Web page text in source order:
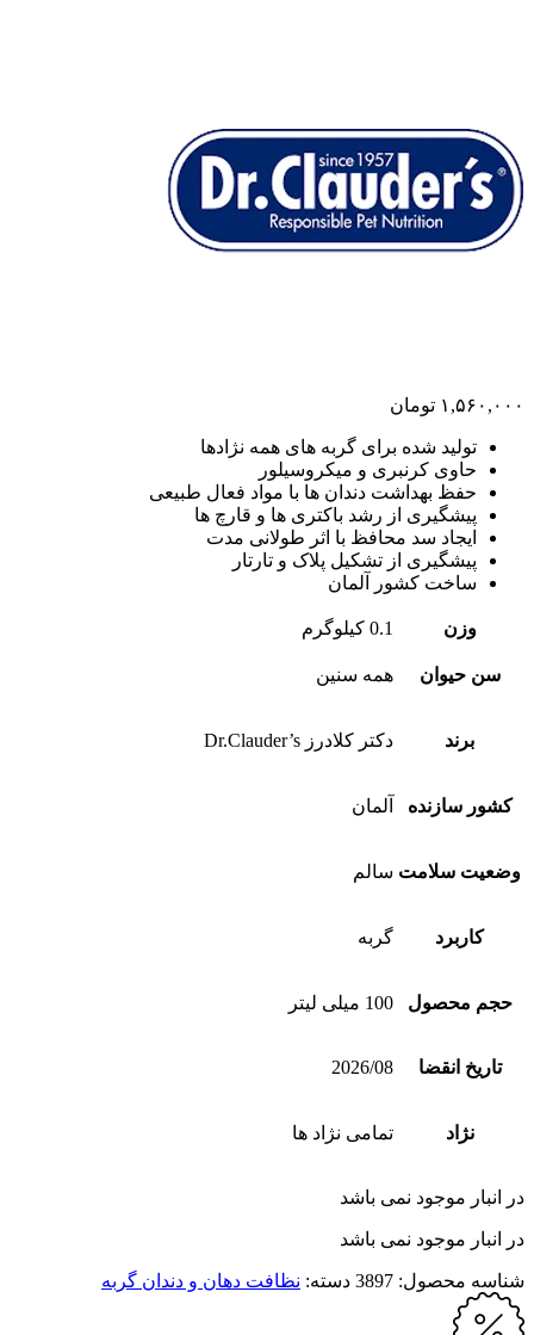
۱,۵۶۰,۰۰۰ تومان
تولید شده برای گربه های همه نژادها
حاوی کرنبری و میکروسیلور
حفظ بهداشت دندان ها با مواد فعال طبیعی
پیشگیری از رشد باکتری ها و قارچ ها
ایجاد سد محافظ با اثر طولانی مدت
پیشگیری از تشکیل پلاک و تارتار
ساخت کشور آلمان
وزن 0.1 کیلوگرم
سن حیوان همه سنین
برند دکتر کلادرز Dr.Clauder’s
کشور سازنده آلمان
وضعیت سلامت سالم
کاربرد گربه
حجم محصول 100 میلی لیتر
تاریخ انقضا 2026/08
نژاد تمامی نژاد ها
در انبار موجود نمی باشد
در انبار موجود نمی باشد
شناسه محصول: 3897 دسته: نظافت دهان و دندان گربه